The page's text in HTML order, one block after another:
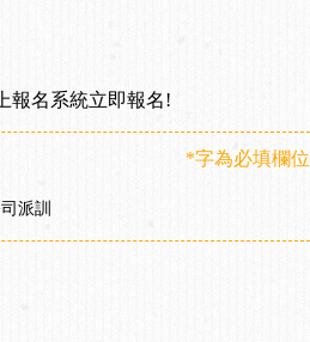
報名系統立即報名!
*字為必填欄位
派訓